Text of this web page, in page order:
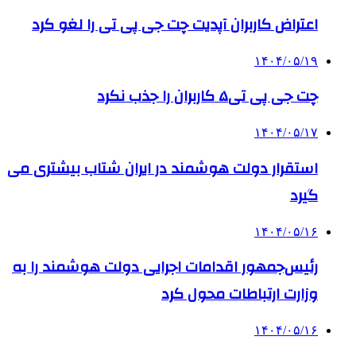
اعتراض کاربران آپدیت چت جی پی تی را لغو کرد
۱۴۰۴/۰۵/۱۹
چت جی پی تی۵ کاربران را جذب نکرد
۱۴۰۴/۰۵/۱۷
استقرار دولت هوشمند در ایران شتاب بیشتری می
گیرد
۱۴۰۴/۰۵/۱۶
رئیس‌جمهور اقدامات اجرایی دولت هوشمند را به
وزارت ارتباطات محول کرد
۱۴۰۴/۰۵/۱۶